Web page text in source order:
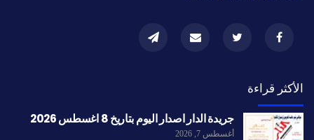
الأكثر قراءة
جريدة الدار اصدار اليوم بتاريخ 8 اغسطس 2026
أغسطس 7, 2026